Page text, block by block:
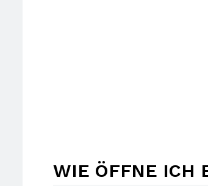
WIE ÖFFNE ICH